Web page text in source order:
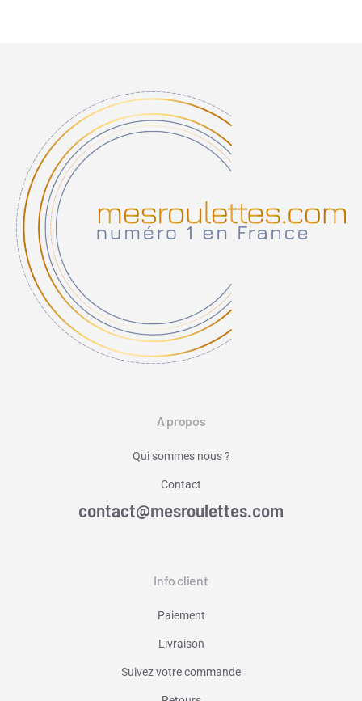
A propos
Qui sommes nous ?
Contact
contact@mesroulettes.com
Info client
Paiement
Livraison
Suivez votre commande